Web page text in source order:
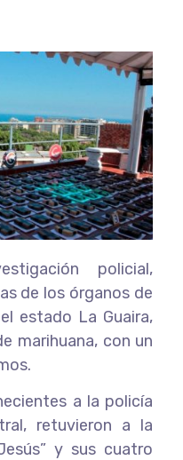
policial,
de los órganos de
estado La Guaira,
marihuana, con un
a la policía
retuvieron a la
y sus cuatro